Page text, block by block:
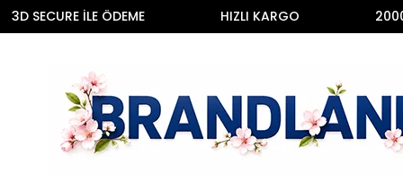
İLE ÖDEME HIZLI KARGO 2000 TL